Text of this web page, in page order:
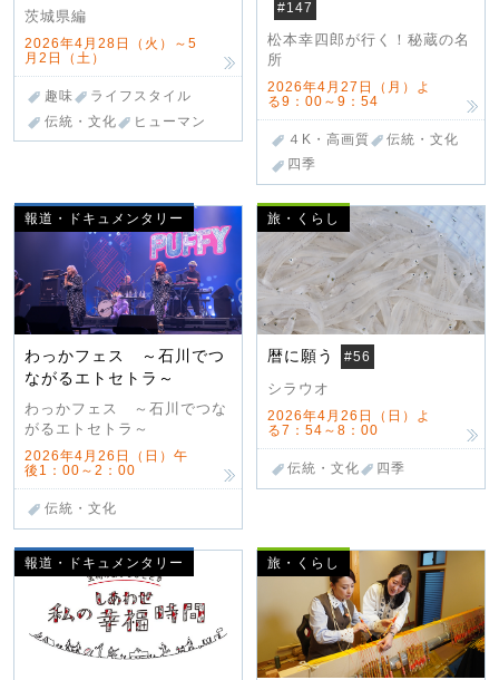
茨城県編
2026年4月28日（火）～5
月2日（土）
趣味
ライフスタイル
伝統・文化
ヒューマン
#147
松本幸四郎が行く！秘蔵の名
所
2026年4月27日（月）よ
る9：00～9：54
４K・高画質
伝統・文化
四季
報道・ドキュメンタリー
わっかフェス ～石川でつ
ながるエトセトラ～
わっかフェス ～石川でつな
がるエトセトラ～
2026年4月26日（日）午
後1：00～2：00
伝統・文化
旅・くらし
暦に願う #56
シラウオ
2026年4月26日（日）よ
る7：54～8：00
伝統・文化 四季
報道・ドキュメンタリー 旅・くらし